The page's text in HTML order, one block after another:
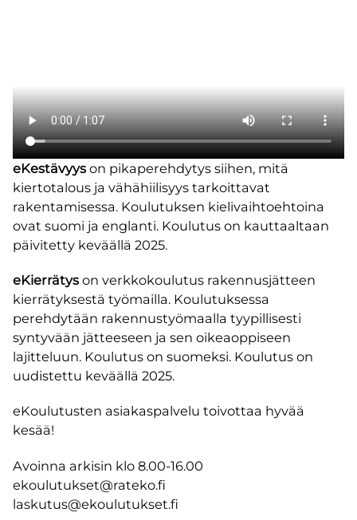
eKestävyys on pikaperehdytys siihen, mitä
kiertotalous ja vähähiilisyys tarkoittavat
rakentamisessa. Koulutuksen kielivaihtoehtoina
ovat suomi ja englanti. Koulutus on kauttaaltaan
päivitetty keväällä 2025.
eKierrätys on verkkokoulutus rakennusjätteen
kierrätyksestä työmailla. Koulutuksessa
perehdytään rakennustyömaalla tyypillisesti
syntyvään jätteeseen ja sen oikeaoppiseen
lajitteluun. Koulutus on suomeksi. Koulutus on
uudistettu keväällä 2025.
eKoulutusten asiakaspalvelu toivottaa hyvää
kesää!
Avoinna arkisin klo 8.00-16.00
ekoulutukset@rateko.fi
laskutus@ekoulutukset.fi